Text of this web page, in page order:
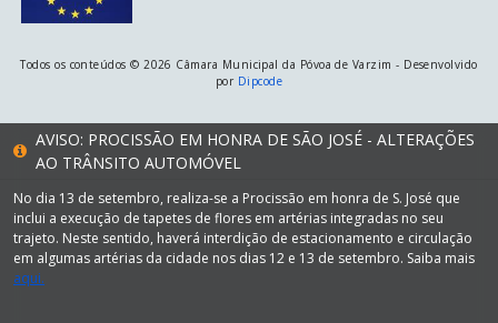
Todos os conteúdos © 2026 Câmara Municipal da Póvoa de Varzim - Desenvolvido
por Dipcode
AVISO: PROCISSÃO EM HONRA DE SÃO JOSÉ - ALTERAÇÕES
AO TRÂNSITO AUTOMÓVEL
No dia 13 de setembro, realiza-se a Procissão em honra de S. José que
inclui a execução de tapetes de flores em artérias integradas no seu
trajeto. Neste sentido, haverá interdição de estacionamento e circulação
em algumas artérias da cidade nos dias 12 e 13 de setembro. Saiba mais
aqui.